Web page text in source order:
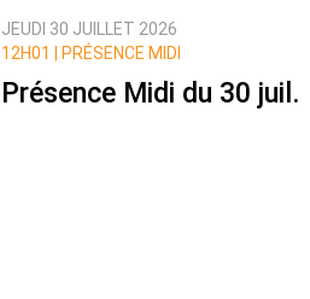
JEUDI 30 JUILLET 2026
12H01 |
PRÉSENCE MIDI
Présence Midi du 30 juil.